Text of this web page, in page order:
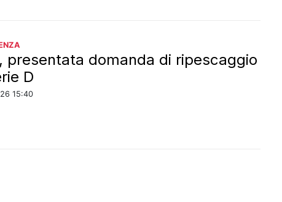
presentata domanda di ripescaggio
D
15:40